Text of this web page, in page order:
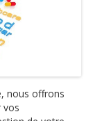
nous offrons
vos